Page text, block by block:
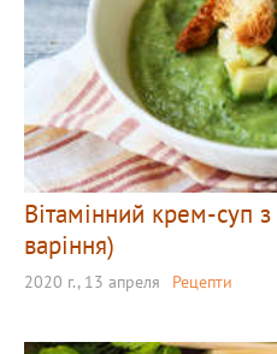
Вітамінний крем-суп
варіння)
2020 г., 13 апреля Рецепти